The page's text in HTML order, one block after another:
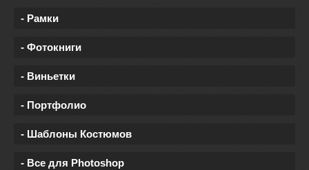
- Рамки
- Фотокниги
- Виньетки
- Портфолио
- Шаблоны Костюмов
- Все для Photoshop